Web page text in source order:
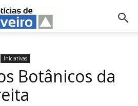
Iniciativas
Botânicos da